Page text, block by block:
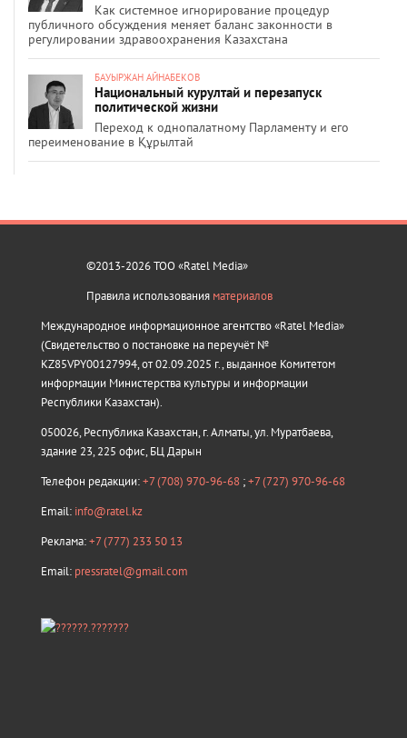
Как системное игнорирование процедур
публичного обсуждения меняет баланс законности в
регулировании здравоохранения Казахстана
БАУЫРЖАН АЙНАБЕКОВ
Национальный курултай и перезапуск
политической жизни
Переход к однопалатному Парламенту и его
переименование в Құрылтай
©2013-2026 ТОО «Ratel Media»
Правила использования материалов
Международное информационное агентство «Ratel Media»
(Свидетельство о постановке на переучёт №
KZ85VPY00127994, от 02.09.2025 г., выданное Комитетом
информации Министерства культуры и информации
Республики Казахстан).
050026, Республика Казахстан, г. Алматы, ул. Муратбаева,
здание 23, 225 офис, БЦ Дарын
Телефон редакции:+7 (708) 970-96-68 ;+7 (727) 970-96-68
Email: info@ratel.kz
Реклама:+7 (777) 233 50 13
Email: pressratel@gmail.com